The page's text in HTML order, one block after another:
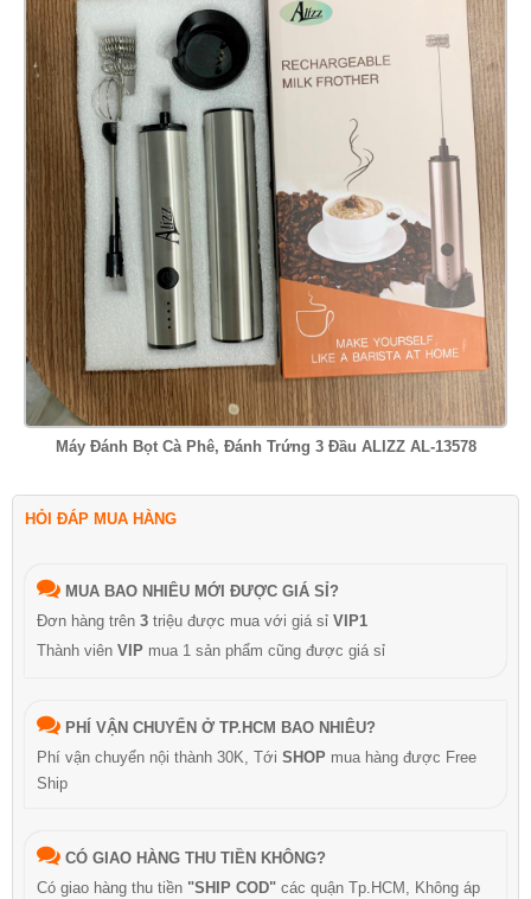
Máy Đánh Bọt Cà Phê, Đánh Trứng 3 Đầu ALIZZ AL-13578
HỎI ĐÁP MUA HÀNG
MUA BAO NHIÊU MỚI ĐƯỢC GIÁ SỈ?
Đơn hàng trên 3 triệu được mua với giá sỉ VIP1
Thành viên VIP mua 1 sản phẩm cũng được giá sỉ
PHÍ VẬN CHUYỂN Ở TP.HCM BAO NHIÊU?
Phí vận chuyển nội thành 30K, Tới SHOP mua hàng được Free
Ship
CÓ GIAO HÀNG THU TIỀN KHÔNG?
Có giao hàng thu tiền "SHIP COD" các quận Tp.HCM, Không áp